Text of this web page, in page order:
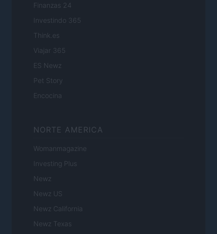
Finanzas 24
Investindo 365
Think.es
Viajar 365
ES Newz
Pet Story
Encocina
NORTE AMERICA
Womanmagazine
Investing Plus
Newz
Newz US
Newz California
Newz Texas